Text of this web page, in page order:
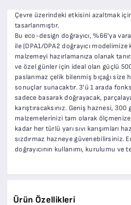
Çevre üzerindeki etkisini azaltmak
tasarlanmıştır.
Bu eco-design doğrayıcı, %66'ya
ile (DPA1/DPA2 doğrayıcı modelimize
malzemeyi hazırlamanıza olanak
ve özel günler için ideal olan güçlü
paslanmaz çelik bilenmiş bıçağı size
sonuçlar sunacaktır. 3'ü 1 arada
sadece basarak doğrayacak,
karıştıracaksınız. Geniş haznesi, 300
malzemelerinizi tam olarak
kadar her türlü yarı sıvı karışımları
sızdırmaz hazneye güvenebilirsiniz.
doğrayıcının kullanımı, kurulumu ve
Ürün Özellikleri